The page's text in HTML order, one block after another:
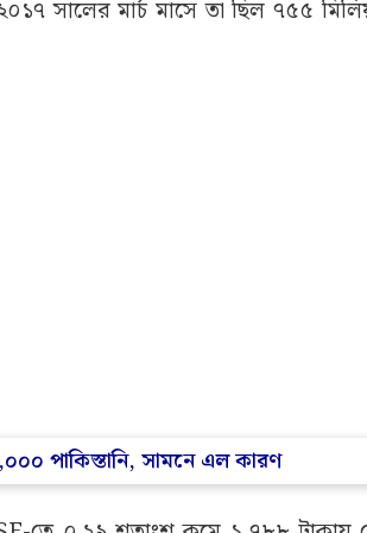
সালের মার্চ মাসে তা ছিল ৭৫৫
পাকিস্তানি, সামনে এল কারণ